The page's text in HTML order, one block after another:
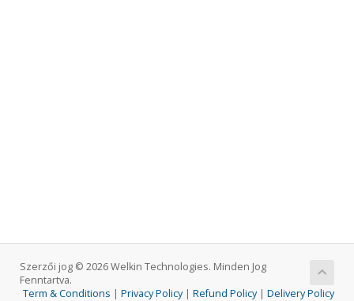
Szerzői jog © 2026 Welkin Technologies. Minden Jog
Fenntartva.
Term & Conditions | Privacy Policy| Refund Policy| Delivery Policy